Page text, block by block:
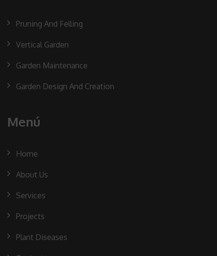
Pruning And Felling
Vertical Garden
Garden Maintenance
Garden Design And Creation
Menú
Home
About Us
Services
Projects
Plant Diseases